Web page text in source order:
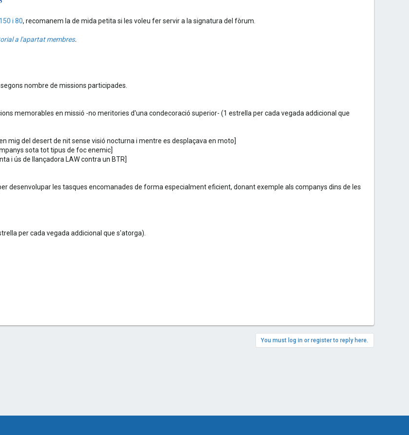
i 80, recomanem la de mida petita si les voleu fer servir a la signatura del fòrum.
a l'apartat membres.
nombre de missions participades.
memorables en missió -no meritories d'una condecoració superior- (1 estrella per cada vegada addicional que
mig del desert de nit sense visió nocturna i mentre es desplaçava en moto]
sota tot tipus de foc enemic]
i ús de llançadora LAW contra un BTR]
desenvolupar les tasques encomanades de forma especialment eficient, donant exemple als companys dins de les
per cada vegada addicional que s'atorga).
You must log in or register to reply here.